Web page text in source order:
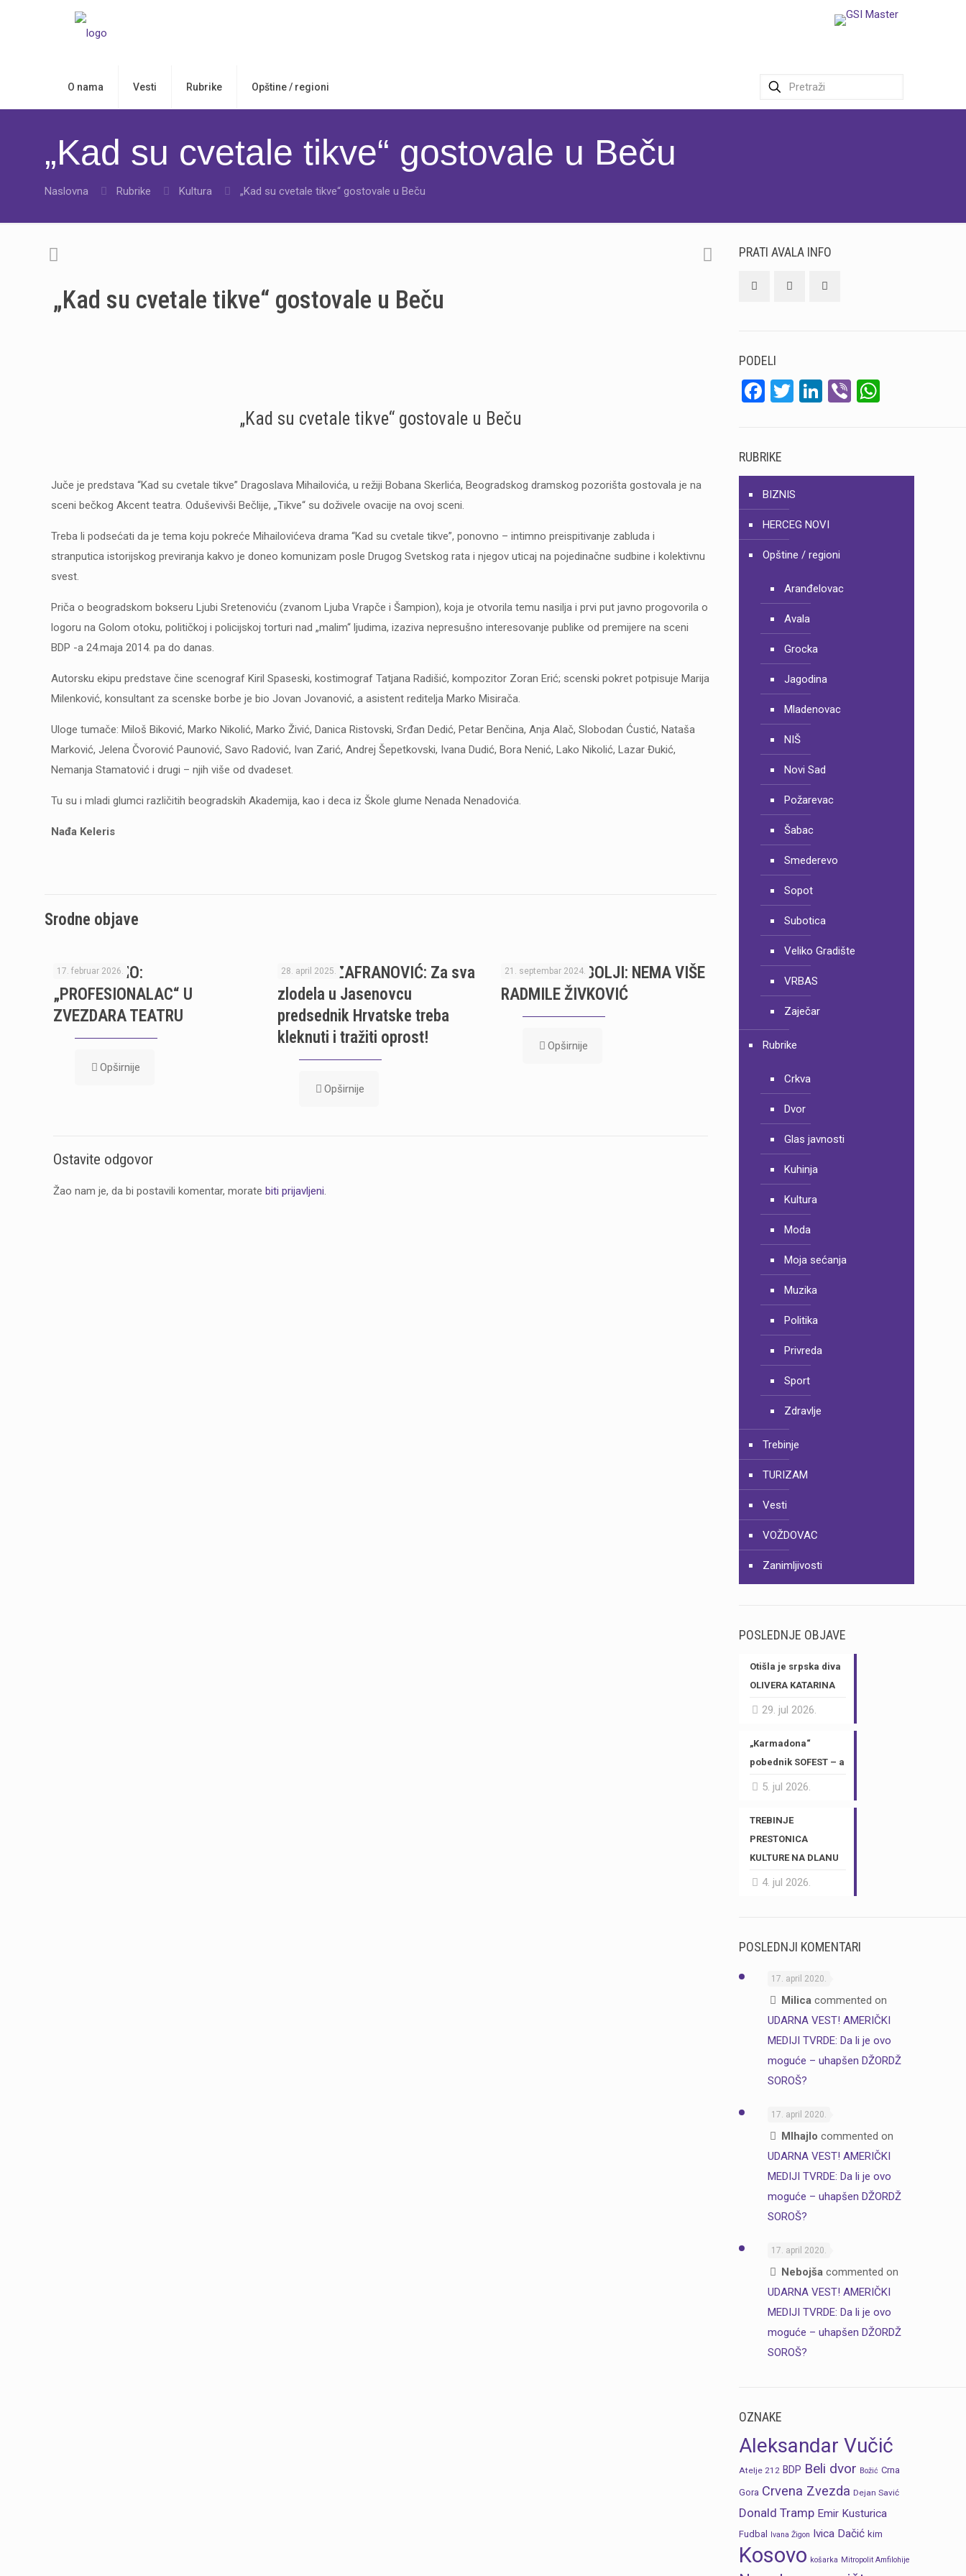
O nama Vesti Rubrike Opštine / regioni
„Kad su cvetale tikve“ gostovale u Beču
Naslovna Rubrike Kultura „Kad su cvetale tikve“ gostovale u Beču
„Kad su cvetale tikve“ gostovale u Beču
„Kad su cvetale tikve“ gostovale u Beču
Juče je predstava “Kad su cvetale tikve” Dragoslava Mihailovića, u režiji Bobana Skerlića, Beogradskog dramskog pozorišta gostovala je na
sceni bečkog Akcent teatra. Oduševivši Bečlije, „Tikve“ su doživele ovacije na ovoj sceni.
Treba li podsećati da je tema koju pokreće Mihailovićeva drama “Kad su cvetale tikve”, ponovno – intimno preispitivanje zabluda i
stranputica istorijskog previranja kakvo je doneo komunizam posle Drugog Svetskog rata i njegov uticaj na pojedinačne sudbine i kolektivnu
svest.
Priča o beogradskom bokseru Ljubi Sretenoviću (zvanom Ljuba Vrapče i Šampion), koja je otvorila temu nasilja i prvi put javno progovorila o
logoru na Golom otoku, političkoj i policijskoj torturi nad „malim“ ljudima, izaziva nepresušno interesovanje publike od premijere na sceni
BDP -a 24.maja 2014. pa do danas.
Autorsku ekipu predstave čine scenograf Kiril Spaseski, kostimograf Tatjana Radišić, kompozitor Zoran Erić; scenski pokret potpisuje Marija
Milenković, konsultant za scenske borbe je bio Jovan Jovanović, a asistent reditelja Marko Misirača.
Uloge tumače: Miloš Biković, Marko Nikolić, Marko Živić, Danica Ristovski, Srđan Dedić, Petar Benčina, Anja Alač, Slobodan Ćustić, Nataša
Marković, Jelena Čvorović Paunović, Savo Radović, Ivan Zarić, Andrej Šepetkovski, Ivana Dudić, Bora Nenić, Lako Nikolić, Lazar Đukić,
Nemanja Stamatović i drugi – njih više od dvadeset.
Tu su i mladi glumci različitih beogradskih Akademija, kao i deca iz Škole glume Nenada Nenadovića.
Nađa Keleris
Srodne objave
17. februar 2026.
PREMIJERNO:
„PROFESIONALAC“ U
ZVEZDARA TEATRU
Opširnije
28. april 2025.
LORDAN ZAFRANOVIĆ: Za sva
zlodela u Jasenovcu
predsednik Hrvatske treba
kleknuti i tražiti oprost!
Opširnije
21. septembar 2024.
ODLAZE NAJBOLJI: NEMA VIŠE
RADMILE ŽIVKOVIĆ
Opširnije
Ostavite odgovor
Žao nam je, da bi postavili komentar, morate biti prijavljeni.
PRATI AVALA INFO
PODELI
Facebook
Twitter
LinkedIn
Viber
RUBRIKE
BIZNIS
HERCEG NOVI
Opštine / regioni
Aranđelovac
Avala
Grocka
Jagodina
Mladenovac
NIŠ
Novi Sad
Požarevac
Šabac
Smederevo
Sopot
Subotica
Veliko Gradište
VRBAS
Zaječar
Rubrike
Crkva
Dvor
Glas javnosti
Kuhinja
Kultura
Moda
Moja sećanja
Muzika
Politika
Privreda
Sport
Zdravlje
Trebinje
TURIZAM
Vesti
VOŽDOVAC
Zanimljivosti
POSLEDNJE OBJAVE
Otišla je srpska diva
OLIVERA KATARINA
29. jul 2026.
„Karmadona“
pobednik SOFEST – a
5. jul 2026.
TREBINJE
PRESTONICA
KULTURE NA DLANU
4. jul 2026.
POSLEDNJI KOMENTARI
17. april 2020.
Milicacommented on
UDARNA VEST! AMERIČKI
MEDIJI TVRDE: Da li je ovo
moguće – uhapšen DŽORDŽ
SOROŠ?
17. april 2020.
MIhajlo commented on
UDARNA VEST! AMERIČKI
MEDIJI TVRDE: Da li je ovo
moguće – uhapšen DŽORDŽ
SOROŠ?
17. april 2020.
Nebojšacommented on
UDARNA VEST! AMERIČKI
MEDIJI TVRDE: Da li je ovo
moguće – uhapšen DŽORDŽ
SOROŠ?
OZNAKE
Aleksandar Vučić
Atelje 212 BDP Beli dvor Božić Crna
Gora Crvena Zvezda Dejan Savić
Donald Tramp Emir Kusturica
Fudbal Ivana Žigon Ivica Dačić kim
Kosovo košarka Mitropolit Amfilohije